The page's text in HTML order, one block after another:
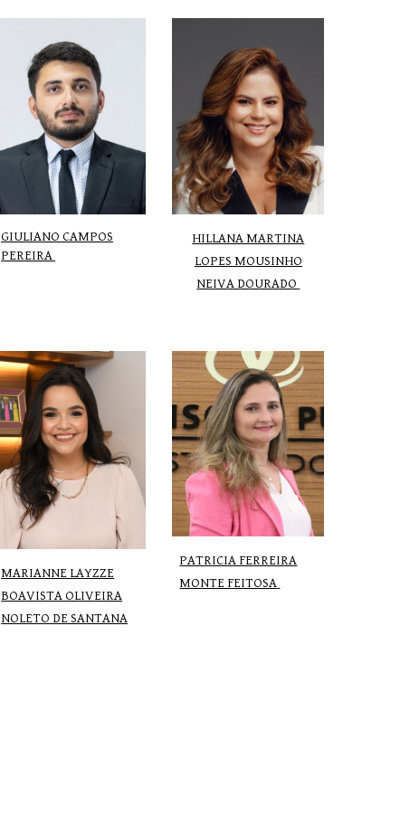
GIULIANO CAMPOS
PEREIRA
HILLANA MARTINA
LOPES MOUSINHO
NEIVA DOURADO
MARIANNE LAYZZE
BOAVISTA OLIVEIRA
NOLETO DE SANTANA
PATRICIA FERREIRA
MONTE FEITOSA